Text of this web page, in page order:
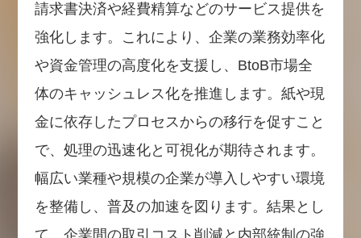
請求書決済や経費精算などのサービス提供を
強化します。これにより、企業の業務効率化
や資金管理の高度化を支援し、BtoB市場全
体のキャッシュレス化を推進します。紙や現
金に依存したプロセスからの移行を促すこと
で、処理の迅速化と可視化が期待されます。
幅広い業種や規模の企業が導入しやすい環境
を整備し、普及の加速を図ります。結果とし